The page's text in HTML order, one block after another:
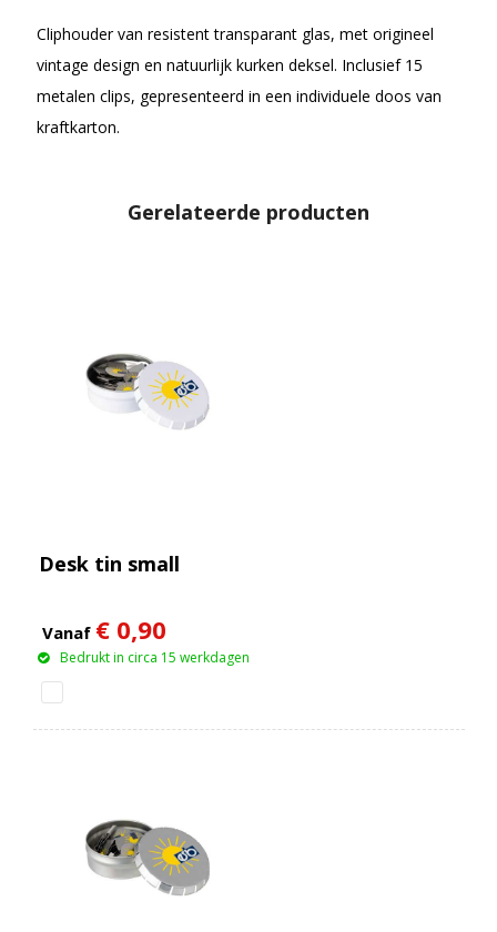
Cliphouder van resistent transparant glas, met origineel
vintage design en natuurlijk kurken deksel. Inclusief 15
metalen clips, gepresenteerd in een individuele doos van
kraftkarton.
Gerelateerde producten
Desk tin small
Vanaf € 0,90
Bedrukt in circa 15 werkdagen